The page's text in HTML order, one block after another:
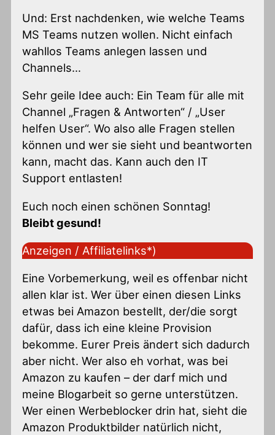
Und: Erst nachdenken, wie welche Teams
MS Teams nutzen wollen. Nicht einfach
wahllos Teams anlegen lassen und
Channels…
Sehr geile Idee auch: Ein Team für alle mit
Channel „Fragen & Antworten“ / „User
helfen User“. Wo also alle Fragen stellen
können und wer sie sieht und beantworten
kann, macht das. Kann auch den IT
Support entlasten!
Euch noch einen schönen Sonntag!
Bleibt gesund!
Anzeigen / Affiliatelinks*)
Eine Vorbemerkung, weil es offenbar nicht
allen klar ist. Wer über einen diesen Links
etwas bei Amazon bestellt, der/die sorgt
dafür, dass ich eine kleine Provision
bekomme. Eurer Preis ändert sich dadurch
aber nicht. Wer also eh vorhat, was bei
Amazon zu kaufen – der darf mich und
meine Blogarbeit so gerne unterstützen.
Wer einen Werbeblocker drin hat, sieht die
Amazon Produktbilder natürlich nicht,